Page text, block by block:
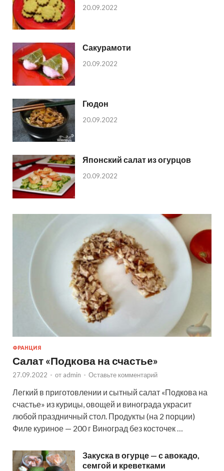
20.09.2022
Сакурамоти
20.09.2022
Гюдон
20.09.2022
Японский салат из огурцов
20.09.2022
ФРАНЦИЯ
Салат «Подкова на счастье»
27.09.2022 - от admin - Оставьте комментарий
Легкий в приготовлении и сытный салат «Подкова на
счастье» из курицы, овощей и винограда украсит
любой праздничный стол. Продукты (на 2 порции)
Филе куриное — 200 г Виноград без косточек …
Закуска в огурце — с авокадо,
семгой и креветками